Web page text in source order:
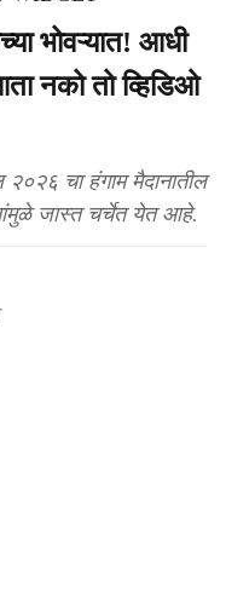
भोवऱ्यात! आधी
नको तो व्हिडिओ
चा हंगाम मैदानातील
जास्त चर्चेत येत आहे.